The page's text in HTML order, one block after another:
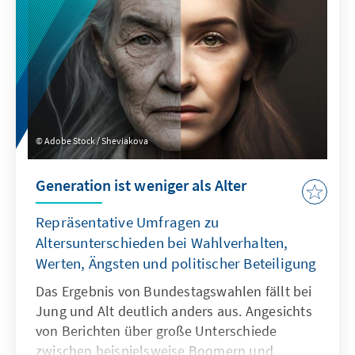
Vertreter zum Gipfel nach Johannesburg
geschickt. Die Debatte über den BRICS-Beitritt
wird nun mitten im
Präsidentschaftswahlkampf geführt und
macht erneut die große politische Spaltung
im Land - auch in außenpolitischen Fragen -
deutlich.
Adobe Stock / Sheviakova
Generation ist weniger als Alter
Repräsentative Umfragen zu
Altersunterschieden bei Wahlverhalten,
Werten, Ängsten und politischer Beteiligung
Das Ergebnis von Bundestagswahlen fällt bei
Jung und Alt deutlich anders aus. Angesichts
von Berichten über große Unterschiede
zwischen beispielsweise Boomern und